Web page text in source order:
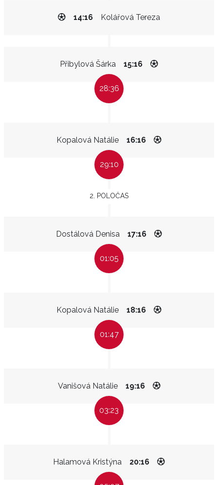
Kolářová Tereza
14:16
Přibylová Šárka 15:16
28:36
Kopalová Natálie 16:16
29:10
2. POLOČAS
Dostálová Denisa 17:16
01:05
Kopalová Natálie 18:16
01:47
Vanišová Natálie 19:16
03:23
Halamová Kristýna 20:16